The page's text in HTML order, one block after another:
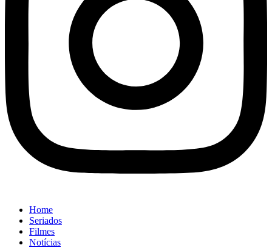
Home
Seriados
Filmes
Notícias